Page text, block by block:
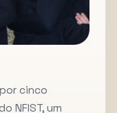
cinco
NFIST, um